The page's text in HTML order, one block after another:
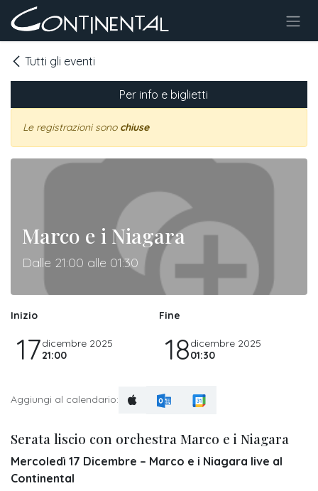
Passa al contenuto
Tutti gli eventi
Per info e biglietti
Le registrazioni sono chiuse
Marco e i Niagara
Dalle 21:00 alle 01:30
Inizio
17dicembre 2025
21:00
Fine
18dicembre 2025
01:30
Aggiungi al calendario:
Serata liscio con orchestra Marco e i Niagara
Mercoledì 17 Dicembre – Marco e i Niagara live al
Continental